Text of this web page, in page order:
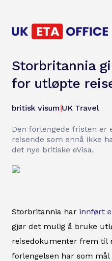
Storbritannia
for utløpte
britisk visum|UK Travel
Den forlengede fristen er
reisende som ennå ikke
det nye britiske eVisa.
Storbritannia har innført
gjør det mulig å bruke
reisedokumenter frem til
forlengelsen har som